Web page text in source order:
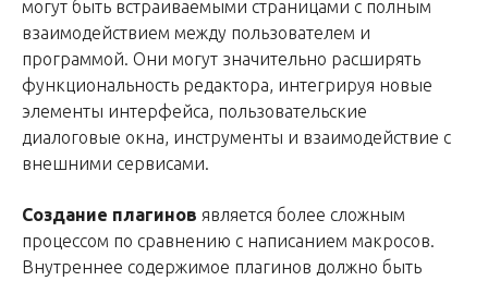
могут быть встраиваемыми страницами с полным
взаимодействием между пользователем и
программой. Они могут значительно расширять
функциональность редактора, интегрируя новые
элементы интерфейса, пользовательские
диалоговые окна, инструменты и взаимодействие с
внешними сервисами.
Создание плагинов является более сложным
процессом по сравнению с написанием макросов.
Внутреннее содержимое плагинов должно быть